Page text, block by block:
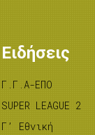
Ειδήσεις
Γ.Γ.Α-ΕΠΟ
SUPER LEAGUE 2
Γ’ Εθνική